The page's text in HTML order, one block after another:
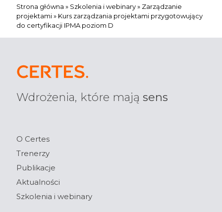
Strona główna » Szkolenia i webinary» Zarządzanie
projektami» Kurs zarządzania projektami przygotowujący
do certyfikacji IPMA poziom D
Wdrożenia, które mają sens
O Certes
Trenerzy
Publikacje
Aktualności
Szkolenia i webinary